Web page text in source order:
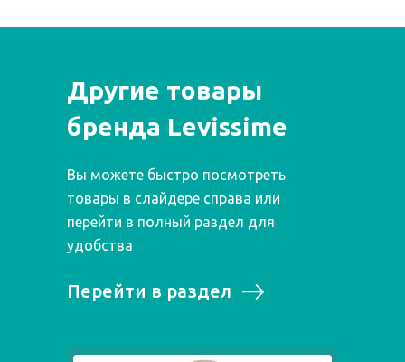
Другие товары
бренда Levissime
Вы можете быстро посмотреть
товары в слайдере справа или
перейти в полный раздел для
удобства
Перейти в раздел